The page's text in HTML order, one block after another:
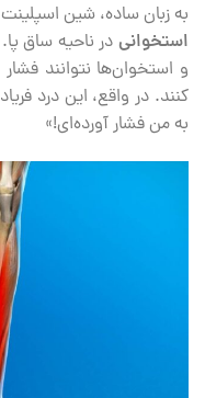
به زبان ساده، شین
استخوانی در ناحیه ساق
و استخوان‌ها نتوانند
کنند. در واقع، این درد
به من فشار آورده‌ای!»